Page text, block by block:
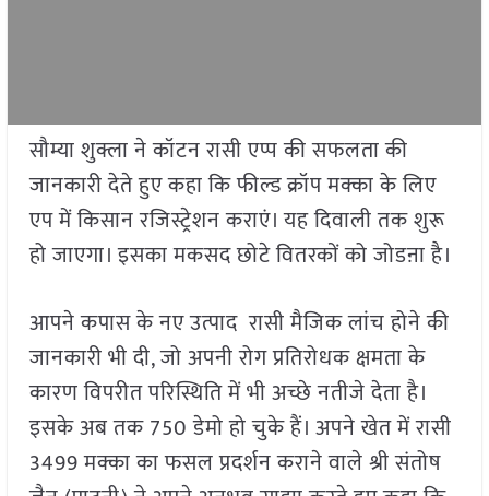
सौम्या शुक्ला ने कॉटन रासी एप्प की सफलता की
जानकारी देते हुए कहा कि फील्ड क्रॉप मक्का के लिए
एप में किसान रजिस्ट्रेशन कराएं। यह दिवाली तक शुरू
हो जाएगा। इसका मकसद छोटे वितरकों को जोडऩा है।
आपने कपास के नए उत्पाद रासी मैजिक लांच होने की
जानकारी भी दी, जो अपनी रोग प्रतिरोधक क्षमता के
कारण विपरीत परिस्थिति में भी अच्छे नतीजे देता है।
इसके अब तक 750 डेमो हो चुके हैं। अपने खेत में रासी
3499 मक्का का फसल प्रदर्शन कराने वाले श्री संतोष